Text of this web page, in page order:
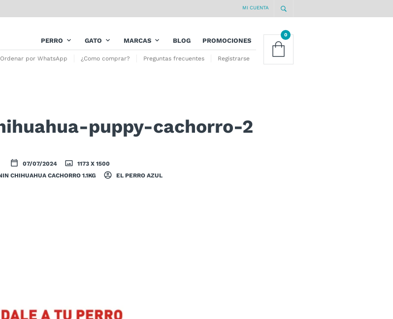
MI CUENTA
PERRO GATO MARCAS BLOG PROMOCIONES
Ordenar por WhatsApp ¿Como comprar? Preguntas frecuentes Registrarse
0
puppy-cachorro-2
07/07/2024
1173 X 1500
CHIHUAHUA CACHORRO 1.1KG
EL PERRO AZUL